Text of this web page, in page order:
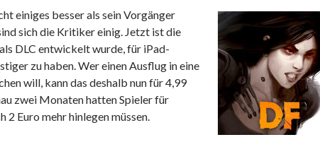
einiges besser als sein Vorgänger
sich die Kritiker einig. Jetzt ist die
DLC entwickelt wurde, für iPad-
zu haben. Wer einen Ausflug in eine
will, kann das deshalb nun für 4,99
zwei Monaten hatten Spieler für
Euro mehr hinlegen müssen.
ersten Mal den Preis purzeln